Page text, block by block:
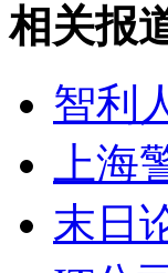
外交部：反对
相关报
智利
上海
末日